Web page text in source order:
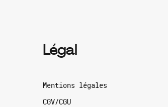
Légal
Mentions légales
CGV/CGU